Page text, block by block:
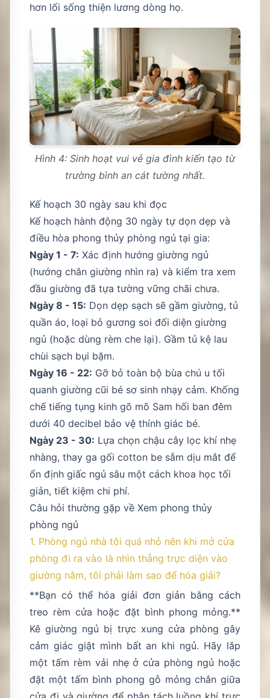
hơn lối sống thiện lương dòng họ.
Hình 4: Sinh hoạt vui vẻ gia đình kiến tạo từ
trường bình an cát tường nhất.
Kế hoạch 30 ngày sau khi đọc
Kế hoạch hành động 30 ngày tự dọn dẹp và
điều hòa phong thủy phòng ngủ tại gia:
Ngày 1 - 7: Xác định hướng giường ngủ
(hướng chân giường nhìn ra) và kiểm tra xem
đầu giường đã tựa tường vững chãi chưa.
Ngày 8 - 15: Dọn dẹp sạch sẽ gầm giường, tủ
quần áo, loại bỏ gương soi đối diện giường
ngủ (hoặc dùng rèm che lại). Gầm tủ kệ lau
chùi sạch bụi bặm.
Ngày 16 - 22: Gỡ bỏ toàn bộ bùa chú u tối
quanh giường cũi bé sơ sinh nhạy cảm. Khống
chế tiếng tụng kinh gõ mõ Sam hối ban đêm
dưới 40 decibel bảo vệ thính giác bé.
Ngày 23 - 30: Lựa chọn chậu cây lọc khí nhẹ
nhàng, thay ga gối cotton be sẫm dịu mắt để
ổn định giấc ngủ sâu một cách khoa học tối
giản, tiết kiệm chi phí.
Câu hỏi thường gặp về Xem phong thủy
phòng ngủ
1. Phòng ngủ nhà tôi quá nhỏ nên khi mở cửa
phòng đi ra vào là nhìn thẳng trực diện vào
giường nằm, tôi phải làm sao để hóa giải?
**Bạn có thể hóa giải đơn giản bằng cách
treo rèm cửa hoặc đặt bình phong mỏng.**
Kê giường ngủ bị trực xung cửa phòng gây
cảm giác giật mình bất an khi ngủ. Hãy lắp
một tấm rèm vải nhẹ ở cửa phòng ngủ hoặc
đặt một tấm bình phong gỗ mỏng chắn giữa